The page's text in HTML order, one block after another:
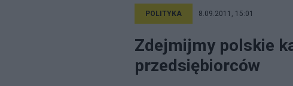
POLITYKA 8.09.2011, 15:01
Zdejmijmy polskie
przedsiębiorców